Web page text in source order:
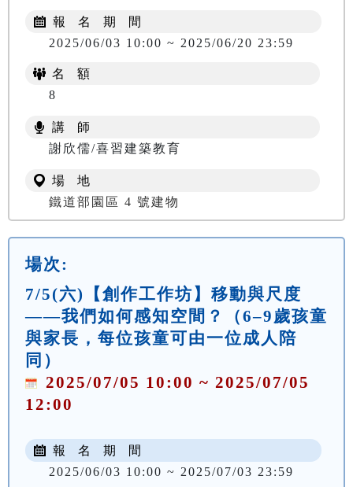
報 名 期 間
2025/06/03 10:00 ~ 2025/06/20 23:59
名 額
8
講 師
謝欣儒/喜習建築教育
場 地
鐵道部園區 4 號建物
場次:
7/5(六)【創作工作坊】移動與尺度
——我們如何感知空間？（6–9歲孩童
與家長，每位孩童可由一位成人陪
同）
2025/07/05 10:00 ~ 2025/07/05
12:00
報 名 期 間
2025/06/03 10:00 ~ 2025/07/03 23:59